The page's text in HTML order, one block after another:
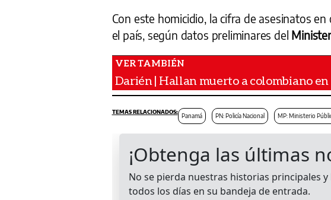
Con este homicidio, la cifra de asesinatos
el país, según datos preliminares del
Darién | Hallan muerto a colombiano
Panamá PN: Policía Nacional MP: Ministerio